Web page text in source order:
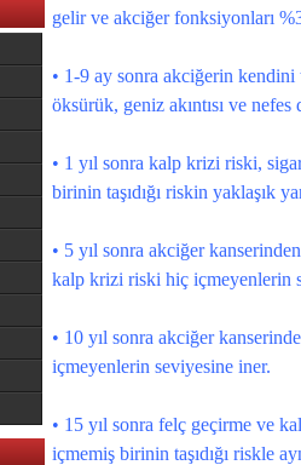
gelir ve akciğer fonksiyonları
• 1-9 ay sonra akciğerin
öksürük, geniz akıntısı ve
• 1 yıl sonra kalp krizi riski,
birinin taşıdığı riskin yaklaşık
• 5 yıl sonra akciğer
kalp krizi riski hiç içmeyenlerin
• 10 yıl sonra akciğer
içmeyenlerin seviyesine iner.
• 15 yıl sonra felç geçirme ve
içmemiş birinin taşıdığı riskle